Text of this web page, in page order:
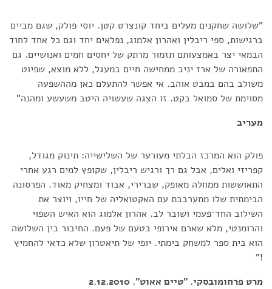
"שלושה שחקנים מעלים ביחד קונצרט קטן. יוסי פולק, שגם מביים
ברגישות, ספי ריבלין ואהרון אלמוג, נפלאים יחד וגם כל אחד לחוד
הבמאי יצר באמצעותם תזמור מרתק של יחסים חמים ואנושיים. גם
התפאורה של ארז יניב ממחישה חיים במעגל, ללא מוצא, שפיוט
משולב בהם במבט אוהב. אי אפשר להתעלם כאן מההשפעה
מסוימת של סמואל בקט. זו הצגה שעשויה היטב משעשע ומהנה"
מעריב
פולק הוא המרכז הבלתי מעורער של השלישייה: תינוק מגודל,
קפריזי ואלים, אבל גם רך ורגיש ריבלין, שקופץ למים רגע אחרי
התאוששות ממחלה מאופק, שברירי, אבוד ומצחיק מאוד. הפרסונה
הבימתית שלו מתערבבת עם האקטואליה של חייו, ויוצר את
השילוב החד־פעמי ושובר לב. אהרון אלמוג הוא האיש השפוי
והרומנטי, מלא שארם אירופי בטעם של פעם. החיבור בין השלושה
הוא בית ספר למשחק בימתי. יופי של תיאטרון שלא כדאי להחמיץ
!"
מרט פרחומובסקי. "טיים אאוט". 2.12.2010